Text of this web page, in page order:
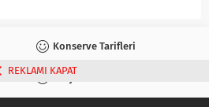
Konserve Tarifleri
Turşu Tarifleri
REKLAMI KAPAT